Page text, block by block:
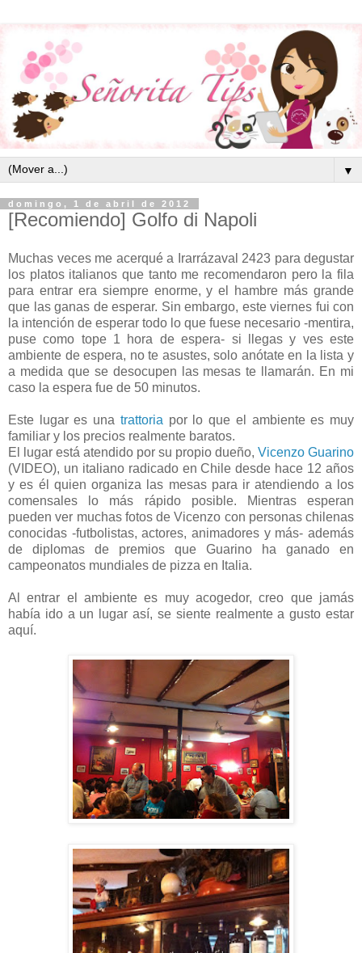
▼
domingo, 1 de abril de 2012
[Recomiendo] Golfo di Napoli
Muchas veces me acerqué a Irarrázaval 2423 para degustar
los platos italianos que tanto me recomendaron pero la fila
para entrar era siempre enorme, y el hambre más grande
que las ganas de esperar. Sin embargo, este viernes fui con
la intención de esperar todo lo que fuese necesario -mentira,
puse como tope 1 hora de espera- si llegas y ves este
ambiente de espera, no te asustes, solo anótate en la lista y
a medida que se desocupen las mesas te llamarán. En mi
caso la espera fue de 50 minutos.
Este lugar es una trattoria por lo que el ambiente es muy
familiar y los precios realmente baratos.
El lugar está atendido por su propio dueño, Vicenzo Guarino
(VIDEO), un italiano radicado en Chile desde hace 12 años
y es él quien organiza las mesas para ir atendiendo a los
comensales lo más rápido posible. Mientras esperan
pueden ver muchas fotos de Vicenzo con personas chilenas
conocidas -futbolistas, actores, animadores y más- además
de diplomas de premios que Guarino ha ganado en
campeonatos mundiales de pizza en Italia.
Al entrar el ambiente es muy acogedor, creo que jamás
había ido a un lugar así, se siente realmente a gusto estar
aquí.